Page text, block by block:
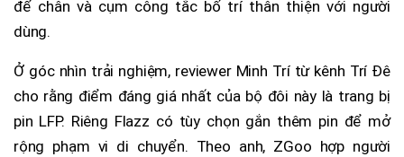
để chân và cụm công tắc bố trí thân thiện với người
dùng.
Ở góc nhìn trải nghiệm, reviewer Minh Trí từ kênh Trí Đê
cho rằng điểm đáng giá nhất của bộ đôi này là trang bị
pin LFP. Riêng Flazz có tùy chọn gắn thêm pin để mở
rộng phạm vi di chuyển. Theo anh, ZGoo hợp người